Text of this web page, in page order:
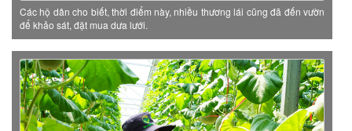
Các hộ dân cho biết, thời điểm này, nhiều thương lái cũng đã đến vườn
để khảo sát, đặt mua dưa lưới.